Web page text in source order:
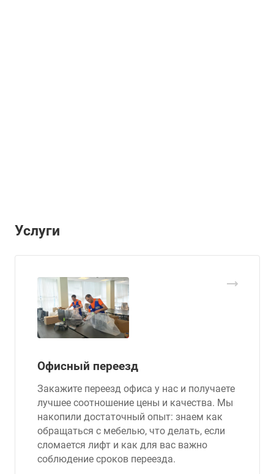
Услуги
Офисный переезд
Закажите переезд офиса у нас и получаете
лучшее соотношение цены и качества. Мы
накопили достаточный опыт: знаем как
обращаться с мебелью, что делать, если
сломается лифт и как для вас важно
соблюдение сроков переезда.